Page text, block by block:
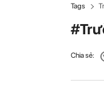
Tags
Chia sẻ: